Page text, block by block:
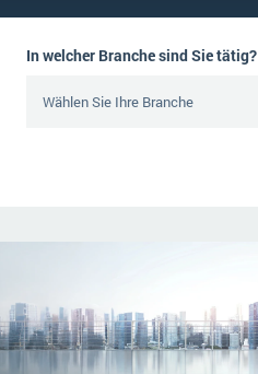
In welcher Branche sind Sie tätig?